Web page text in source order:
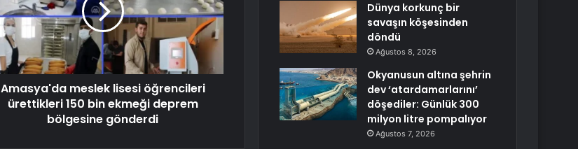
Amasya'da meslek lisesi öğrencileri
ürettikleri 150 bin ekmeği deprem
bölgesine gönderdi
Dünya korkunç bir
savaşın köşesinden
döndü
Ağustos 8, 2026
Okyanusun altına şehrin
dev ‘atardamarlarını’
döşediler: Günlük 300
milyon litre pompalıyor
Ağustos 7, 2026